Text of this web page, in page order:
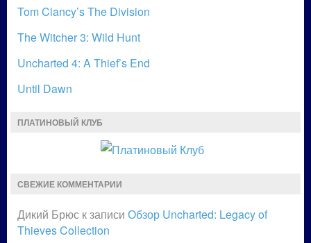
Tom Clancy’s The Division
The Witcher 3: Wild Hunt
Uncharted 4: A Thief’s End
Until Dawn
ПЛАТИНОВЫЙ КЛУБ
СВЕЖИЕ КОММЕНТАРИИ
Дикий Брюс к записи Обзор Uncharted: Legacy of
Thieves Collection